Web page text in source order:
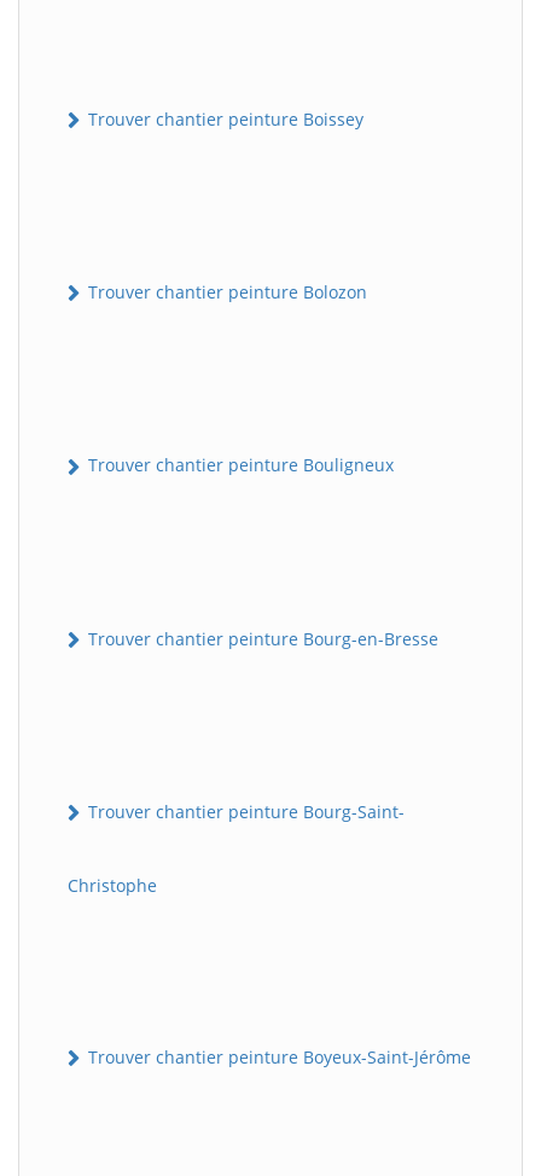
Trouver chantier peinture Boissey
Trouver chantier peinture Bolozon
Trouver chantier peinture Bouligneux
Trouver chantier peinture Bourg-en-Bresse
Trouver chantier peinture Bourg-Saint-
Christophe
Trouver chantier peinture Boyeux-Saint-Jérôme